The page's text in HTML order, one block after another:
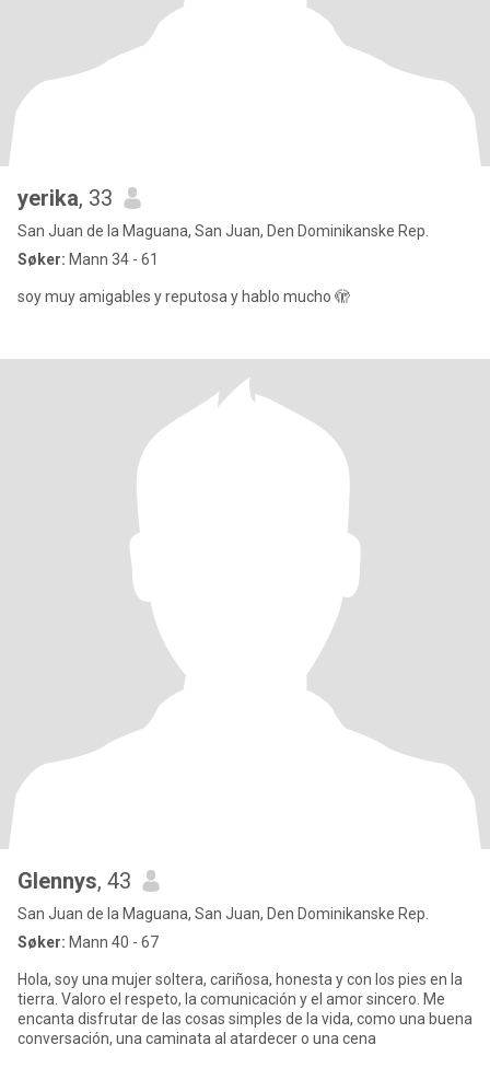
yerika, 33
San Juan de la Maguana, San Juan, Den Dominikanske Rep.
Søker: Mann 34 - 61
soy muy amigables y reputosa y hablo mucho 🫣
Glennys, 43
San Juan de la Maguana, San Juan, Den Dominikanske Rep.
Søker: Mann 40 - 67
Hola, soy una mujer soltera, cariñosa, honesta y con los pies en la
tierra. Valoro el respeto, la comunicación y el amor sincero. Me
encanta disfrutar de las cosas simples de la vida, como una buena
conversación, una caminata al atardecer o una cena